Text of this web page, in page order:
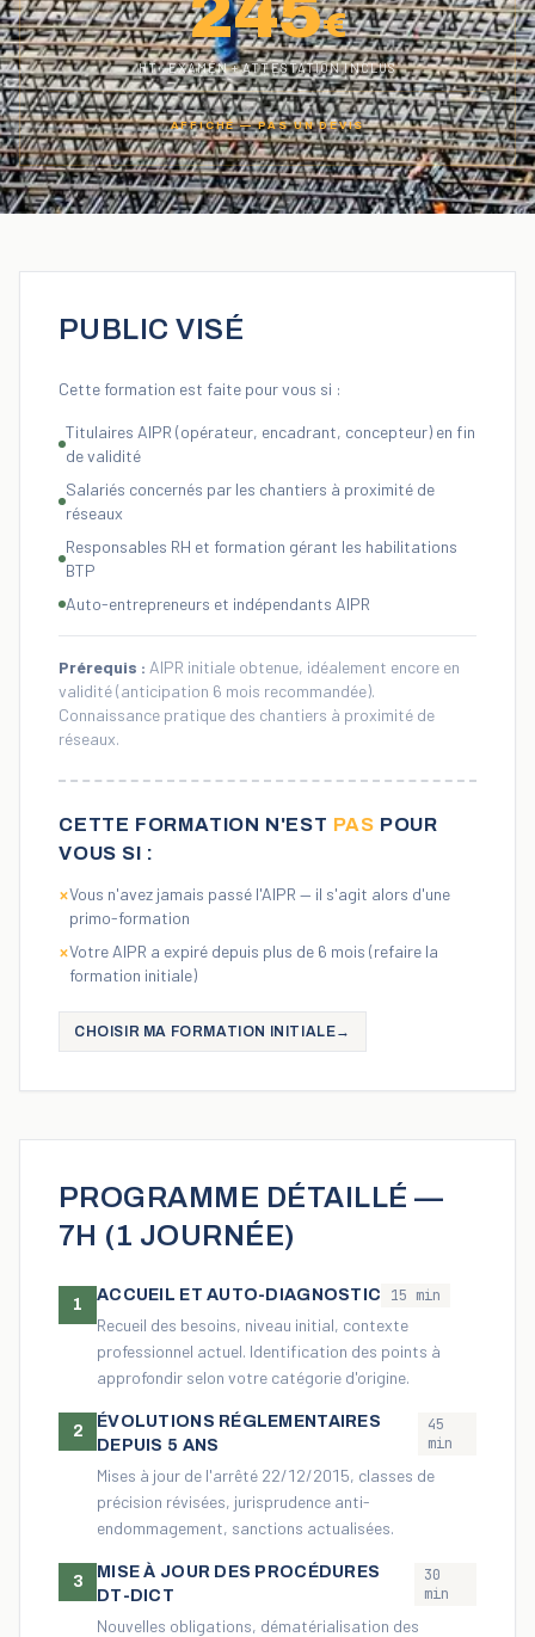
245€
HT · EXAMEN + ATTESTATION INCLUS
AFFICHÉ — PAS UN DEVIS
PUBLIC VISÉ
Cette formation est faite pour vous si :
Titulaires AIPR (opérateur, encadrant, concepteur) en fin
de validité
Salariés concernés par les chantiers à proximité de
réseaux
Responsables RH et formation gérant les habilitations
BTP
Auto-entrepreneurs et indépendants AIPR
Prérequis : AIPR initiale obtenue, idéalement encore en
validité (anticipation 6 mois recommandée).
Connaissance pratique des chantiers à proximité de
réseaux.
CETTE FORMATION N'EST PAS POUR
VOUS SI :
×Vous n'avez jamais passé l'AIPR — il s'agit alors d'une
primo-formation
×Votre AIPR a expiré depuis plus de 6 mois (refaire la
formation initiale)
CHOISIR MA FORMATION INITIALE→
PROGRAMME DÉTAILLÉ —
7H (1 JOURNÉE)
1
ACCUEIL ET AUTO-DIAGNOSTIC 15 min
Recueil des besoins, niveau initial, contexte
professionnel actuel. Identification des points à
approfondir selon votre catégorie d'origine.
2
ÉVOLUTIONS RÉGLEMENTAIRES
DEPUIS 5 ANS
45
min
Mises à jour de l'arrêté 22/12/2015, classes de
précision révisées, jurisprudence anti-
endommagement, sanctions actualisées.
3
MISE À JOUR DES PROCÉDURES
DT-DICT
30
min
Nouvelles obligations, dématérialisation des